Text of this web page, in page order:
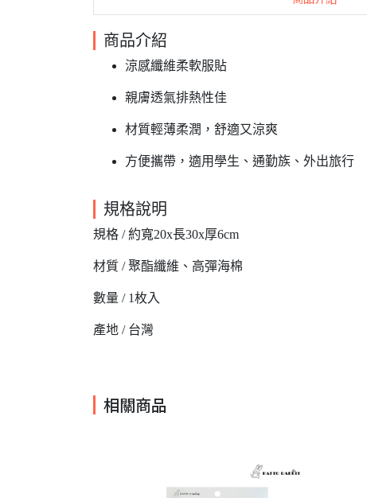
商品介紹
涼感纖維柔軟服貼
親膚透氣排熱性佳
材質輕薄柔潤，舒適又涼爽
方便攜帶，適用學生、通勤族、外出旅行
規格說明
規格 / 約寬20x長30x厚6cm
材質 / 聚酯纖維、高彈海棉
數量 / 1枚入
產地 / 台灣
相關商品